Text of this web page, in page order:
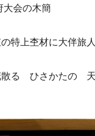
大会の木簡
特上杢材に大伴旅
散る ひさかたの